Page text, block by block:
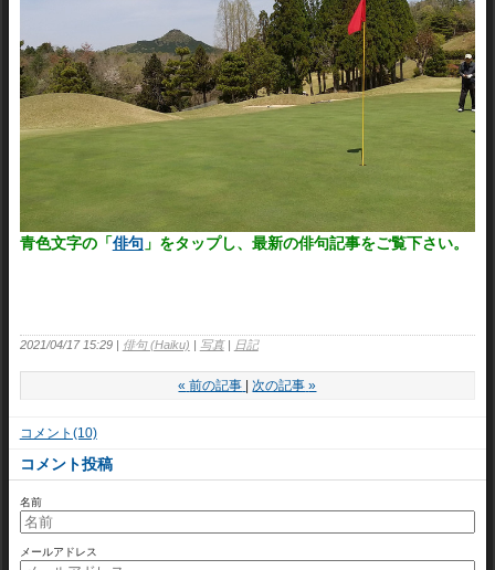
青色文字の「俳句」をタップし、最新の俳句記事をご覧下さい。
2021/04/17 15:29 俳句 (Haiku) 写真 日記
« 前の記事 次の記事 »
コメント(10)
コメント投稿
名前
メールアドレス